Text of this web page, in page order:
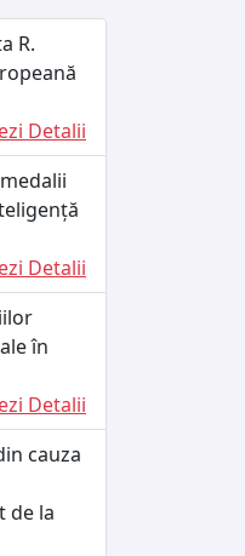
R.
Detalii
Detalii
în
Detalii
cauza
de la